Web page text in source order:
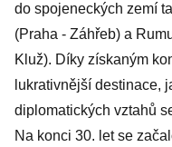
do spojeneckých zemí
(Praha - Záhřeb) a
Kluž). Díky získaným
lukrativnější destinace,
diplomatických vztahů
Na konci 30. let se